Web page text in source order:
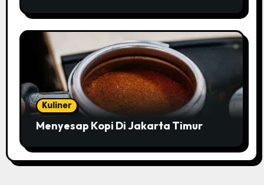
Kuliner
Menyesap Kopi Di Jakarta Timur